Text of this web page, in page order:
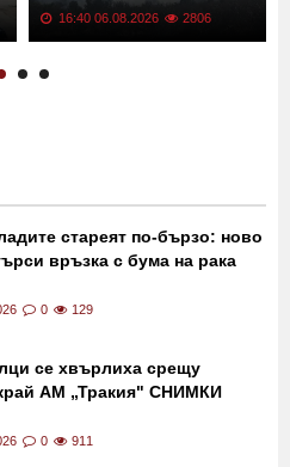
ВИДЕО
16:40 06.08.2026 2806
стареят по-бързо: ново
връзка с бума на рака
0 129
се хвърлиха срещу
АМ „Тракия" СНИМКИ
0 911